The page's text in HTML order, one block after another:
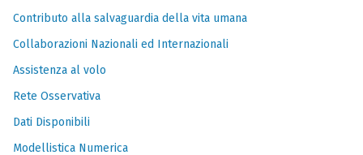
Contributo alla salvaguardia della vita umana
Collaborazioni Nazionali ed Internazionali
Assistenza al volo
Rete Osservativa
Dati Disponibili
Modellistica Numerica